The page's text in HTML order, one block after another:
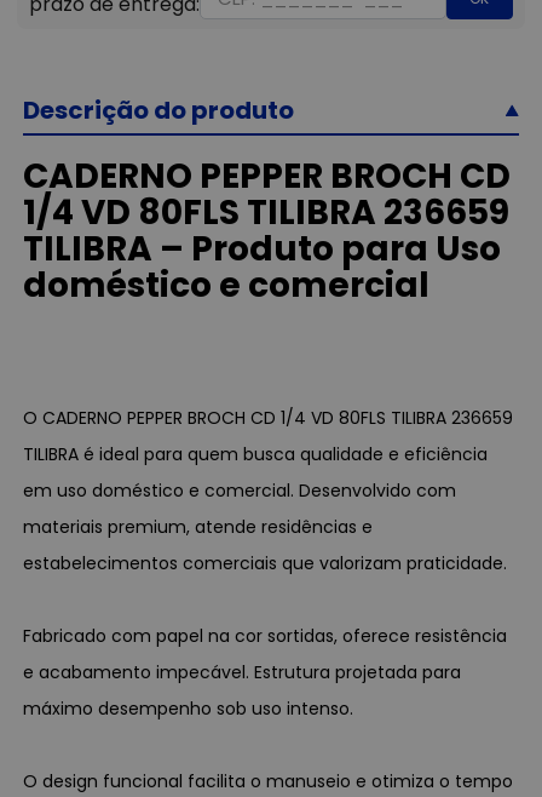
Descrição do produto
CADERNO PEPPER BROCH CD
1/4 VD 80FLS TILIBRA 236659
TILIBRA – Produto para Uso
doméstico e comercial
O CADERNO PEPPER BROCH CD 1/4 VD 80FLS TILIBRA 236659
TILIBRA é ideal para quem busca qualidade e eficiência
em uso doméstico e comercial. Desenvolvido com
materiais premium, atende residências e
estabelecimentos comerciais que valorizam praticidade.
Fabricado com papel na cor sortidas, oferece resistência
e acabamento impecável. Estrutura projetada para
máximo desempenho sob uso intenso.
O design funcional facilita o manuseio e otimiza o tempo